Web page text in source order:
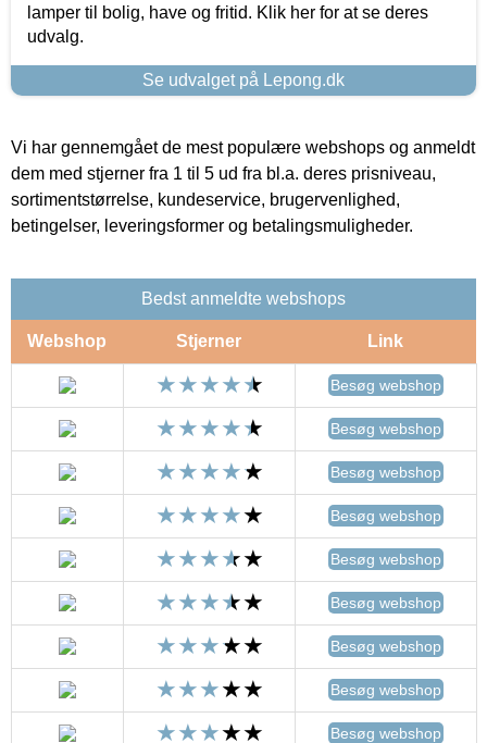
lamper til bolig, have og fritid. Klik her for at se deres
udvalg.
Se udvalget på Lepong.dk
Vi har gennemgået de mest populære webshops og anmeldt
dem med stjerner fra 1 til 5 ud fra bl.a. deres prisniveau,
sortimentstørrelse, kundeservice, brugervenlighed,
betingelser, leveringsformer og betalingsmuligheder.
Bedst anmeldte webshops
Webshop Stjerner Link
Besøg webshop
Besøg webshop
Besøg webshop
Besøg webshop
Besøg webshop
Besøg webshop
Besøg webshop
Besøg webshop
Besøg webshop